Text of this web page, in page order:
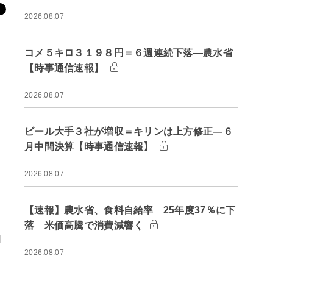
2026.08.07
コメ５キロ３１９８円＝６週連続下落―農水省
【時事通信速報】
2026.08.07
ビール大手３社が増収＝キリンは上方修正―６
月中間決算【時事通信速報】
2026.08.07
【速報】農水省、食料自給率 25年度37％に下
落 米価高騰で消費減響く
2026.08.07